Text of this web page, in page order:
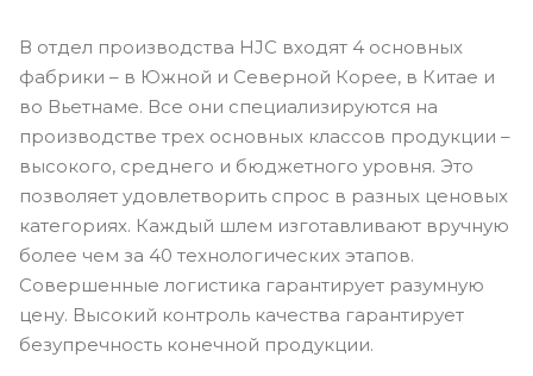
В отдел производства HJC входят 4 основных
фабрики – в Южной и Северной Корее, в Китае и
во Вьетнаме. Все они специализируются на
производстве трех основных классов продукции –
высокого, среднего и бюджетного уровня. Это
позволяет удовлетворить спрос в разных ценовых
категориях. Каждый шлем изготавливают вручную
более чем за 40 технологических этапов.
Совершенные логистика гарантирует разумную
цену. Высокий контроль качества гарантирует
безупречность конечной продукции.